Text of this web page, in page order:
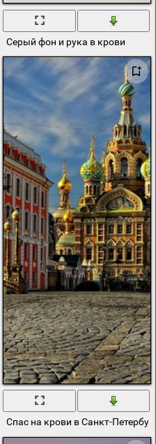
кровать
Серый фон и рука в крови
вампир, кровь
Спас на крови в Санкт-